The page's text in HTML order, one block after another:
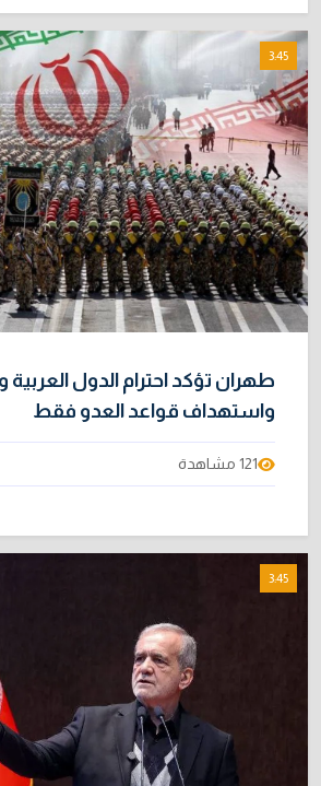
3:45
طهران تؤكد احترام الدول العربية
واستهداف قواعد العدو فقط
121 مشاهدة
3:45